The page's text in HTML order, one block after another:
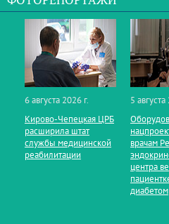
6 августа 2026 г.
Кирово‑Чепецкая ЦРБ
расширила штат
службы медицинской
реабилитации
5 августа
врачам
центра
диабетом